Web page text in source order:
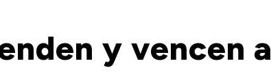
y vencen a